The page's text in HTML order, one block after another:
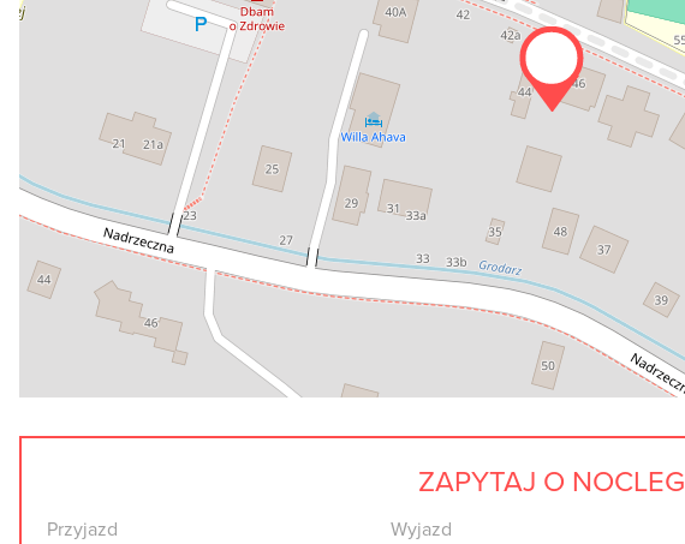
ZAPYTAJ O NOCLEG